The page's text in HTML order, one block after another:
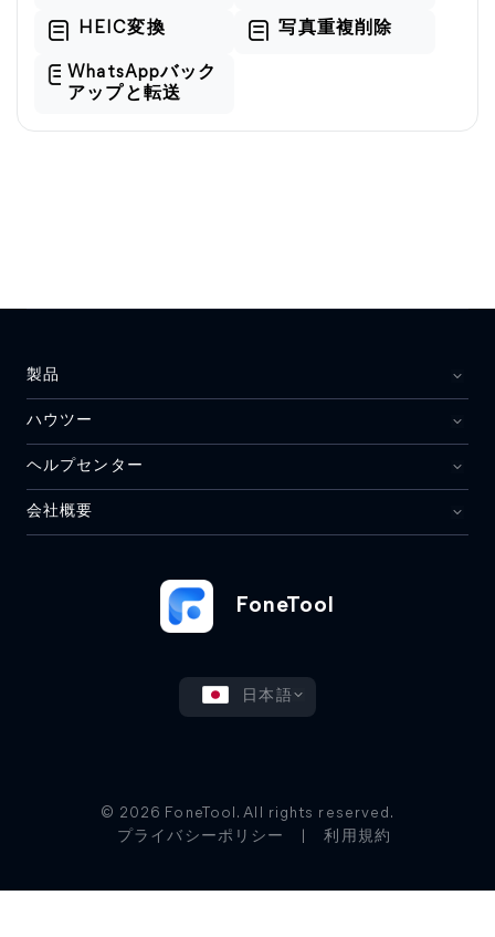
HEIC変換 写真重複削除
WhatsAppバック
アップと転送
FoneTool
日本語
製品
ハウツー
ヘルプセンター
会社概要
© 2026 FoneTool. All rights reserved.
プライバシーポリシー
利用規約